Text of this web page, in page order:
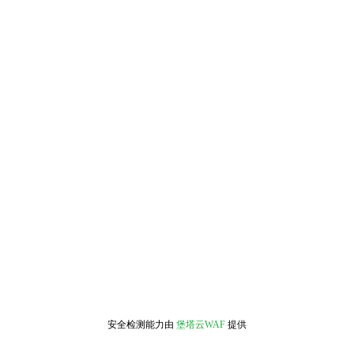
安全检测能力由 堡塔云WAF 提供